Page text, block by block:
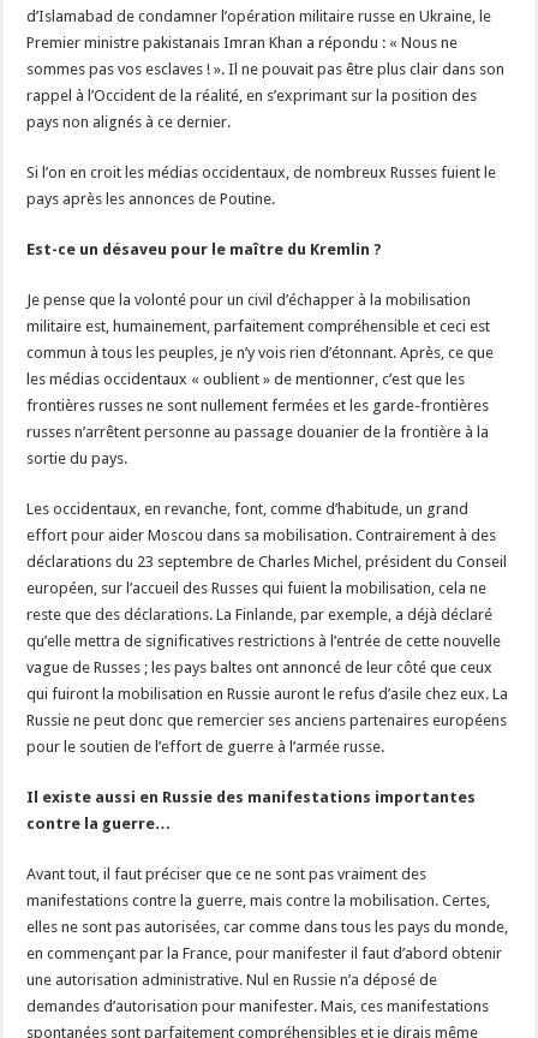
d’Islamabad de condamner l’opération militaire russe en Ukraine, le
Premier ministre pakistanais Imran Khan a répondu : « Nous ne
sommes pas vos esclaves ! ». Il ne pouvait pas être plus clair dans son
rappel à l’Occident de la réalité, en s’exprimant sur la position des
pays non alignés à ce dernier.
Si l’on en croit les médias occidentaux, de nombreux Russes fuient le
pays après les annonces de Poutine.
Est-ce un désaveu pour le maître du Kremlin ?
Je pense que la volonté pour un civil d’échapper à la mobilisation
militaire est, humainement, parfaitement compréhensible et ceci est
commun à tous les peuples, je n’y vois rien d’étonnant. Après, ce que
les médias occidentaux « oublient » de mentionner, c’est que les
frontières russes ne sont nullement fermées et les garde-frontières
russes n’arrêtent personne au passage douanier de la frontière à la
sortie du pays.
Les occidentaux, en revanche, font, comme d’habitude, un grand
effort pour aider Moscou dans sa mobilisation. Contrairement à des
déclarations du 23 septembre de Charles Michel, président du Conseil
européen, sur l’accueil des Russes qui fuient la mobilisation, cela ne
reste que des déclarations. La Finlande, par exemple, a déjà déclaré
qu’elle mettra de significatives restrictions à l’entrée de cette nouvelle
vague de Russes ; les pays baltes ont annoncé de leur côté que ceux
qui fuiront la mobilisation en Russie auront le refus d’asile chez eux. La
Russie ne peut donc que remercier ses anciens partenaires européens
pour le soutien de l’effort de guerre à l’armée russe.
Il existe aussi en Russie des manifestations importantes
contre la guerre…
Avant tout, il faut préciser que ce ne sont pas vraiment des
manifestations contre la guerre, mais contre la mobilisation. Certes,
elles ne sont pas autorisées, car comme dans tous les pays du monde,
en commençant par la France, pour manifester il faut d’abord obtenir
une autorisation administrative. Nul en Russie n’a déposé de
demandes d’autorisation pour manifester. Mais, ces manifestations
spontanées sont parfaitement compréhensibles et je dirais même